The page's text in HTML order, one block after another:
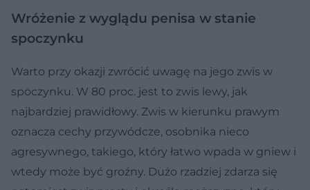
Wróżenie z wyglądu penisa w stanie
spoczynku
Warto przy okazji zwrócić uwagę na jego zwis w
spoczynku. W 80 proc. jest to zwis lewy, jak
najbardziej prawidłowy. Zwis w kierunku prawym
oznacza cechy przywódcze, osobnika nieco
agresywnego, takiego, który łatwo wpada w gniew i
wtedy może być groźny. Dużo rzadziej zdarza się